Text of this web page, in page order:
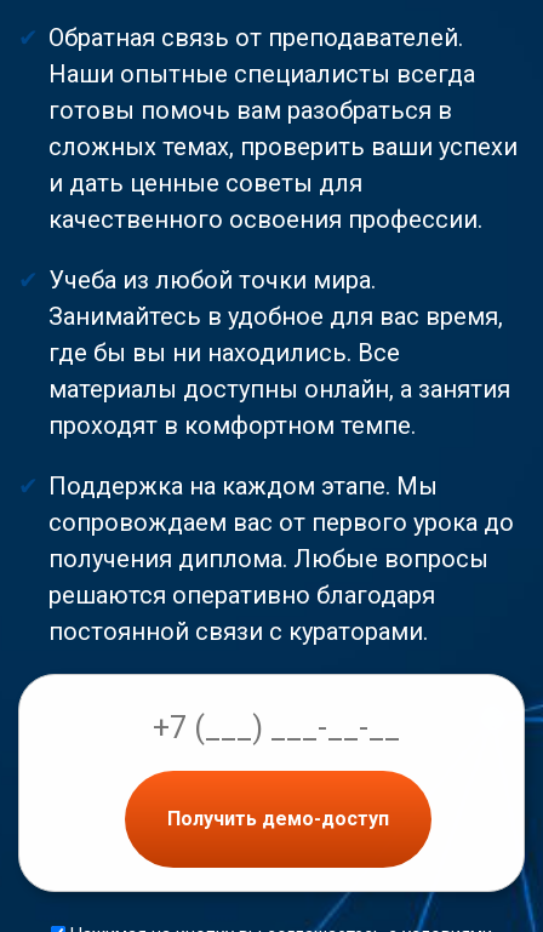
Обратная связь от преподавателей.
Наши опытные специалисты всегда
готовы помочь вам разобраться в
сложных темах, проверить ваши успехи
и дать ценные советы для
качественного освоения профессии.
Учеба из любой точки мира.
Занимайтесь в удобное для вас время,
где бы вы ни находились. Все
материалы доступны онлайн, а занятия
проходят в комфортном темпе.
Поддержка на каждом этапе. Мы
сопровождаем вас от первого урока до
получения диплома. Любые вопросы
решаются оперативно благодаря
постоянной связи с кураторами.
Получить демо-доступ